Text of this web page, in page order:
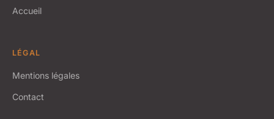
Accueil
LÉGAL
Mentions légales
Contact